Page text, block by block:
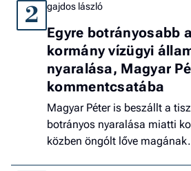
2 gajdos lászló
Egyre botrányosabb
kormány vízügyi
nyaralása, Magyar
kommentcsatába
Magyar Péter is beszállt a
botrányos nyaralása miatti
közben öngólt lőve magának.